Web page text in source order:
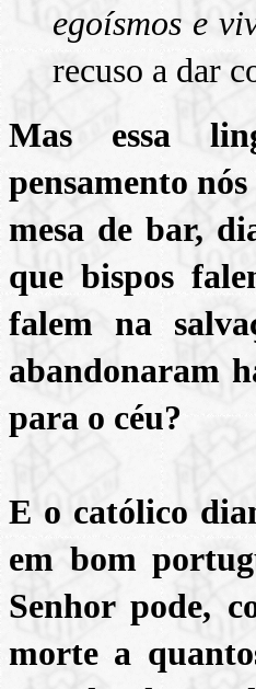
egoísmos e
recuso a dar
Mas essa
pensamento
mesa de bar,
que bispos
falem na
abandonaram
para o céu?
E o católico
em bom
Senhor pode,
morte a